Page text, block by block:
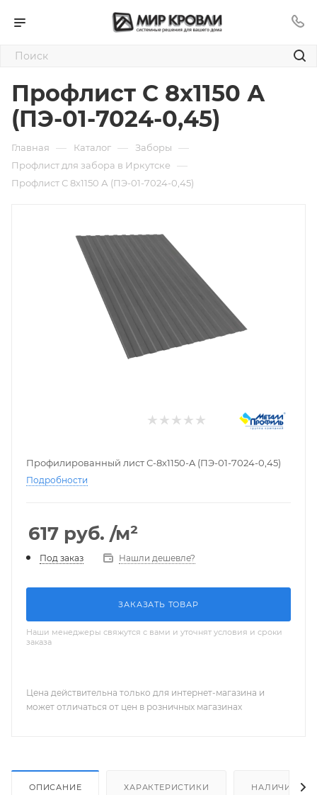
Профлист С 8х1150 А
(ПЭ-01-7024-0,45)
Главная — Каталог — Заборы —
Профлист для забора в Иркутске —
Профлист С 8х1150 А (ПЭ-01-7024-0,45)
Профилированный лист С-8х1150-A (ПЭ-01-7024-0,45)
Подробности
617 руб. /м²
Под заказ Нашли дешевле?
ЗАКАЗАТЬ ТОВАР
Наши менеджеры свяжутся с вами и уточнят условия и сроки
заказа
Цена действительна только для интернет-магазина и
может отличаться от цен в розничных магазинах
ОПИСАНИЕ ХАРАКТЕРИСТИКИ НАЛИЧИЕ